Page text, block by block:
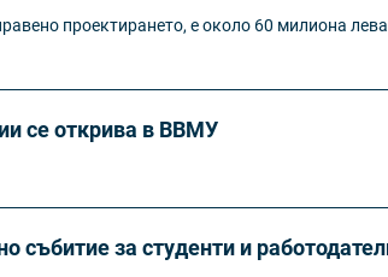
проектирането, е около 60 милиона
се открива в ВВМУ
събитие за студенти и